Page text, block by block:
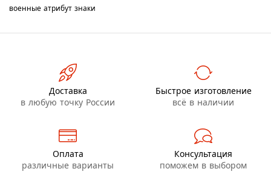
военные атрибут знаки
Доставка
в любую точку России
Быстрое изготовление
всё в наличии
Оплата
различные варианты
Консультация
поможем в выбором